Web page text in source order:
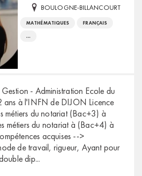
BOULOGNE-BILLANCOURT
MATHÉMATIQUES FRANÇAIS
...
- Administration Ecole du
ans à l'INFN de DIJON Licence
métiers du notariat (Bac+3) à
métiers du notariat à (Bac+4) à
acquises -->
de travail, rigueur, Ayant pour
dip...